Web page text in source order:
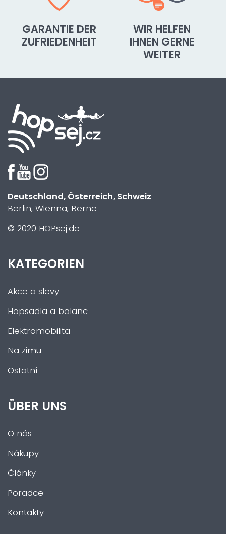
GARANTIE DER
ZUFRIEDENHEIT
WIR HELFEN
IHNEN GERNE
WEITER
Deutschland, Österreich, Schweiz
Berlin, Wienna, Berne
© 2020 HOPsej.de
KATEGORIEN
Akce a slevy
Hopsadla a balanc
Elektromobilita
Na zimu
Ostatní
ÜBER UNS
O nás
Nákupy
Články
Poradce
Kontakty